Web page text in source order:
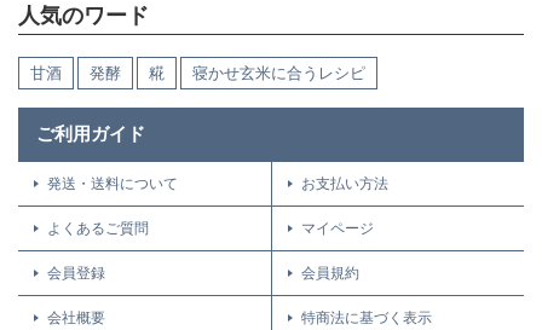
人気のワード
甘酒 発酵 糀 寝かせ玄米に合うレシピ
ご利用ガイド
発送・送料について お支払い方法
よくあるご質問 マイページ
会員登録 会員規約
会社概要 特商法に基づく表示